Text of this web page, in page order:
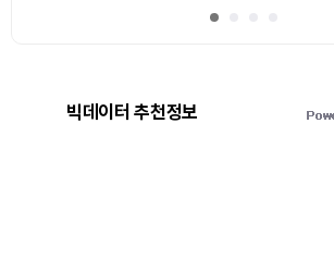
빅데이터 추천정보